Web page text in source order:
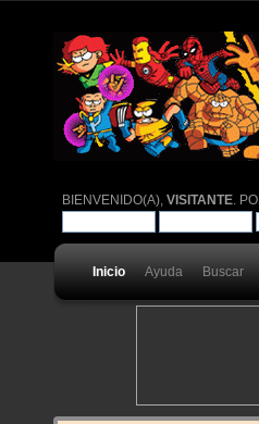
BIENVENIDO(A),VISITANTE .
Inicio Ayuda Buscar